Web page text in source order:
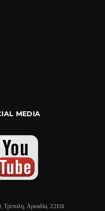
MEDIA
Τρίπολη, Αρκαδία, 22131